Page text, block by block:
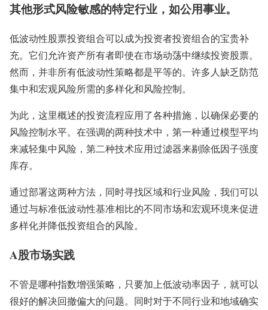
其他形式风险敏感的特定行业，如公用事业。
低波动性股票投资组合可以成为投资者投资组合的宝贵补
充。它们允许资产所有者即使在市场动荡中继续投资股票。
然而，并非所有低波动性策略都是平等的。许多人缺乏防范
集中和宏观风险所需的多样化和风险控制。
为此，这里概述的投资流程应用了各种措施，以确保必要的
风险控制水平。在强调的两种技术中，第一种通过模型平均
来减轻集中风险，第二种技术应用过滤器来剔除低因子强度
库存。
通过部署这两种方法，同时寻找区域和行业风险，我们可以
通过与标准低波动性基准相比的不同市场和宏观环境来促进
多样化并降低投资组合的风险。
A股市场实践
不管是哪种指数增强策略，只要加上低波动率因子，就可以
很好的解决回撤偏大的问题。同时对于不同行业和地域确实